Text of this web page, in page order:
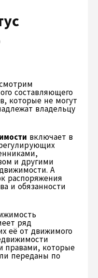
составляющего
которые не могут
владельцу
включает в
и другими
А
распоряжения
и обязанности
ряд
её от движимого
правами, которые
переданы по